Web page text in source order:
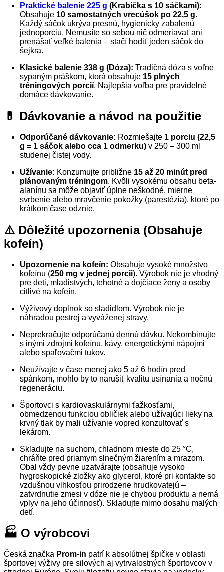
Praktické balenie 225 g (Krabička s 10 sáčkami):
Obsahuje 10 samostatných vrecúšok po 22,5 g.
Každý sáčok ukrýva presnú, hygienicky zabalenú
jednoporciu. Nemusíte so sebou nič odmeriavať ani
prenášať veľké balenia – stačí hodiť jeden sáčok do
šejkra.
Klasické balenie 338 g (Dóza): Tradičná dóza s voľne
sypaným práškom, ktorá obsahuje 15 plných
tréningových porcií. Najlepšia voľba pre pravidelné
domáce dávkovanie.
💊 Dávkovanie a návod na použitie
Odporúčané dávkovanie: Rozmiešajte 1 porciu (22,5
g = 1 sáčok alebo cca 1 odmerku) v 250 – 300 ml
studenej čistej vody.
Užívanie: Konzumujte približne 15 až 20 minút pred
plánovaným tréningom. Kvôli vysokému obsahu beta-
alanínu sa môže objaviť úplne neškodné, mierne
svrbenie alebo mravčenie pokožky (parestézia), ktoré po
krátkom čase odznie.
⚠️ Dôležité upozornenia (Obsahuje
kofeín)
Upozornenie na kofeín: Obsahuje vysoké množstvo
kofeínu (250 mg v jednej porcii). Výrobok nie je vhodný
pre deti, mladistvých, tehotné a dojčiace ženy a osoby
citlivé na kofeín.
Výživový doplnok so sladidlom. Výrobok nie je
náhradou pestrej a vyváženej stravy.
Neprekračujte odporúčanú dennú dávku. Nekombinujte
s inými zdrojmi kofeínu, kávy, energetickými nápojmi
alebo spaľovačmi tukov.
Neužívajte v čase menej ako 5 až 6 hodín pred
spánkom, mohlo by to narušiť kvalitu usínania a nočnú
regeneráciu.
Športovci s kardiovaskulárnymi ťažkosťami,
obmedzenou funkciou obličiek alebo užívajúci lieky na
krvný tlak by mali užívanie vopred konzultovať s
lekárom.
Skladujte na suchom, chladnom mieste do 25 °C,
chráňte pred priamym slnečným žiarením a mrazom.
Obal vždy pevne uzatvárajte (obsahuje vysoko
hygroskopické zložky ako glycerol, ktoré pri kontakte so
vzdušnou vlhkosťou prirodzene hrudkovatejú –
zatvrdnutie zmesi v dóze nie je chybou produktu a nemá
vplyv na jeho účinnosť). Skladujte mimo dosahu malých
detí.
🏭 O výrobcovi
Česká značka Prom-in patrí k absolútnej špičke v oblasti
športovej výživy pre silových aj vytrvalostných športovcov v